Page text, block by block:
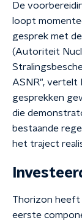
De
loopt
gesprek met
(Autoriteit
ASNR", vertelt
gesprekken
die
bestaande
het traject
Thorizon heeft
eerste